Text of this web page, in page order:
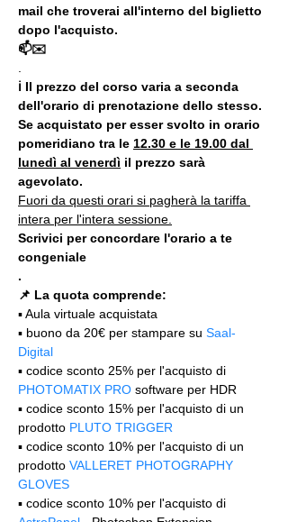
mail che troverai all'interno del biglietto
dopo l'acquisto.
📫✉️
ℹ Il prezzo del corso varia a seconda
dell'orario di prenotazione dello stesso.
Se acquistato per esser svolto in orario
pomeridiano tra le 12.30 e le 19.00 dal
lunedì al venerdì il prezzo sarà
agevolato.
Fuori da questi orari si pagherà la tariffa
intera per l'intera sessione.
Scrivici per concordare l'orario a te
congeniale
.
📌 La quota comprende:
▪️ Aula virtuale acquistata
▪️ buono da 20€ per stampare su Saal-
Digital
▪️ codice sconto 25% per l'acquisto di
PHOTOMATIX PRO software per HDR
▪️ codice sconto 15% per l'acquisto di un
prodotto PLUTO TRIGGER
▪️ codice sconto 10% per l'acquisto di un
prodotto VALLERET PHOTOGRAPHY
GLOVES
▪️ codice sconto 10% per l'acquisto di